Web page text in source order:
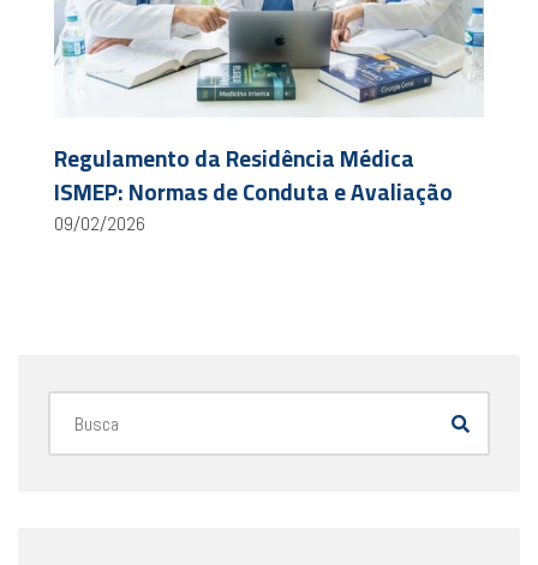
Regulamento da Residência Médica
ISMEP: Normas de Conduta e Avaliação
09/02/2026